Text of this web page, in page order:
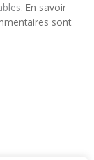
En savoir
sont